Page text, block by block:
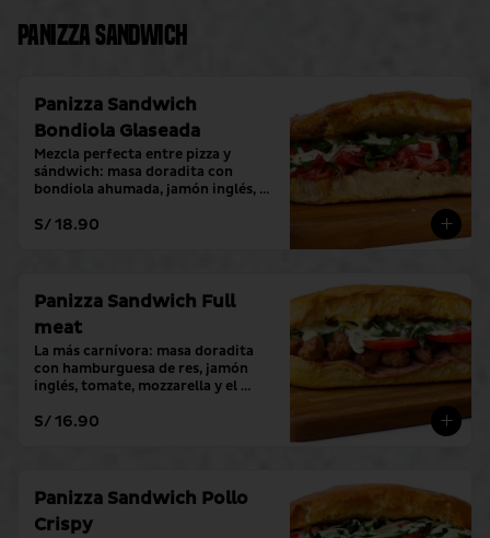
Panizza Sandwich
Panizza Sandwich
Bondiola Glaseada
Mezcla perfecta entre pizza y
sándwich: masa doradita con
bondiola ahumada, jamón inglés,
fresco de crema alioli.
S/ 18.90
Panizza Sandwich Full
meat
La más carnívora: masa doradita
con hamburguesa de res, jamón
inglés, tomate, mozzarella y el
S/ 16.90
Panizza Sandwich Pollo
Crispy